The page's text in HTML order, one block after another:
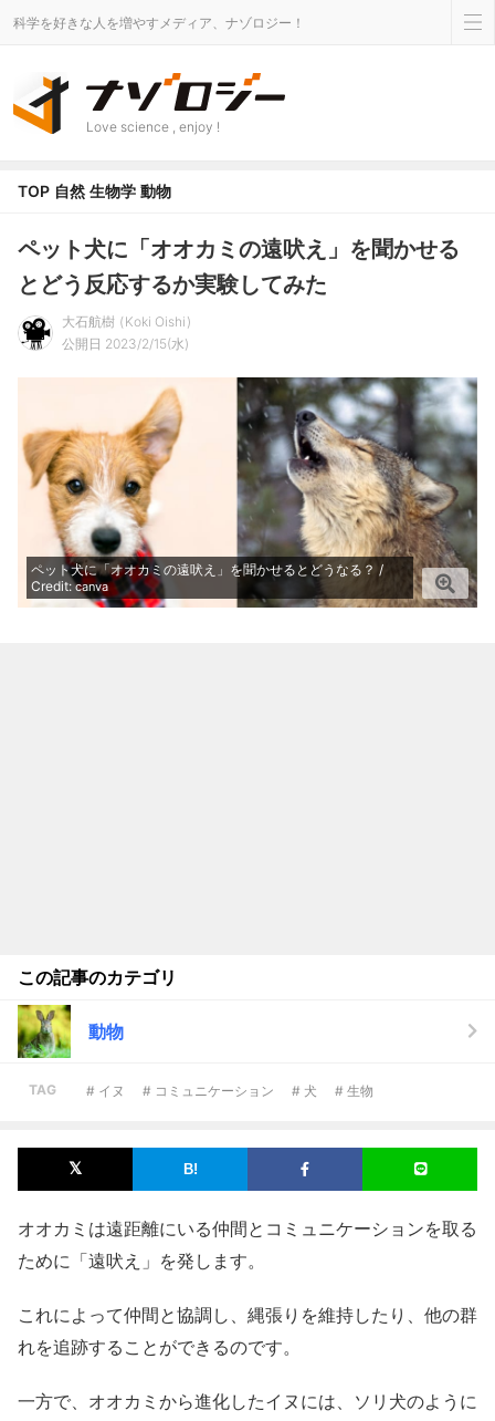
科学を好きな人を増やすメディア、ナゾロジー！
Love science , enjoy !
TOP 自然 生物学 動物
ペット犬に「オオカミの遠吠え」を聞かせる
とどう反応するか実験してみた
大石航樹
Koki Oishi
公開日 2023/2/15(水)
ペット犬に「オオカミの遠吠え」を聞かせるとどうなる？ /
Credit:canva
この記事のカテゴリ
動物
TAG # イヌ # コミュニケーション # 犬 # 生物
オオカミは遠距離にいる仲間とコミュニケーションを取る
ために「遠吠え」を発します。
これによって仲間と協調し、縄張りを維持したり、他の群
れを追跡することができるのです。
一方で、オオカミから進化したイヌには、ソリ犬のように